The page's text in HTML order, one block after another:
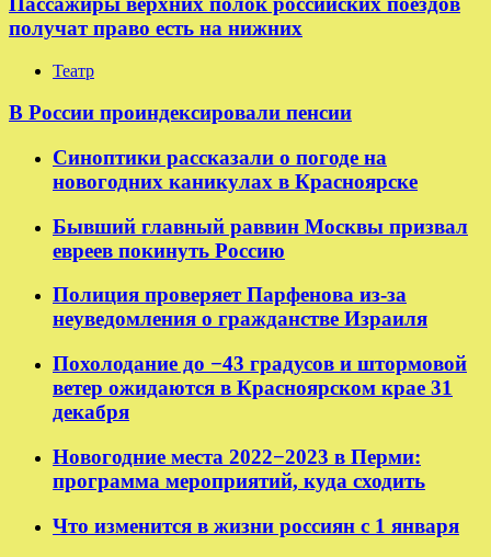
получат право есть на нижних
Театр
В России проиндексировали пенсии
Синоптики рассказали о погоде на
новогодних каникулах в Красноярске
Бывший главный раввин Москвы призвал
евреев покинуть Россию
Полиция проверяет Парфенова из-за
неуведомления о гражданстве Израиля
Похолодание до −43 градусов и штормовой
ветер ожидаются в Красноярском крае 31
декабря
Новогодние места 2022−2023 в Перми:
программа мероприятий, куда сходить
Что изменится в жизни россиян с 1 января